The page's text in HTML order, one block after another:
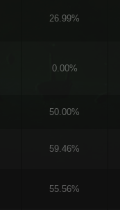
26.99%
0.00%
50.00%
59.46%
55.56%